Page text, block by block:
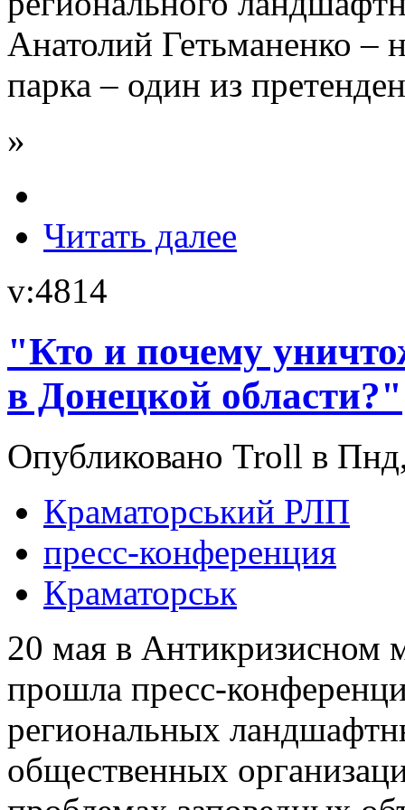
Анатолий Гетьманенко –
парка – один из
»
Читать далее
v:4814
"Кто и почему
в Донецкой области?"
Опубликовано Troll в
Краматорський РЛП
пресс-конференция
Краматорськ
20 мая в Антикризисном
прошла пресс-
региональных
общественных